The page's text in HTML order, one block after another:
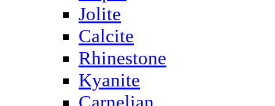
Jolite
Calcite
Rhinestone
Kyanite